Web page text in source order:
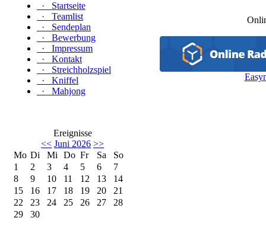
·
Startseite
·
Teamlist
·
Sendeplan
·
Bewerbung
·
Impressum
·
Kontakt
·
Streichholzspiel
·
Kniffel
·
Mahjong
Ereignisse
<< Juni 2026 >>
Mo Di Mi Do Fr Sa
So
1
2 3 4 5 6
7
8
9 10 11 12 13
14
15
16 17 18 19 20
21
22
23 24 25 26 27
28
29
30